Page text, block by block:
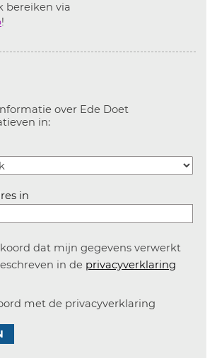
bereiken via
!
over Ede Doet
in:Aanvinken om informatie over
in
dat mijn gegevens verwerkt
in de privacyverklaring
met de privacyverklaring